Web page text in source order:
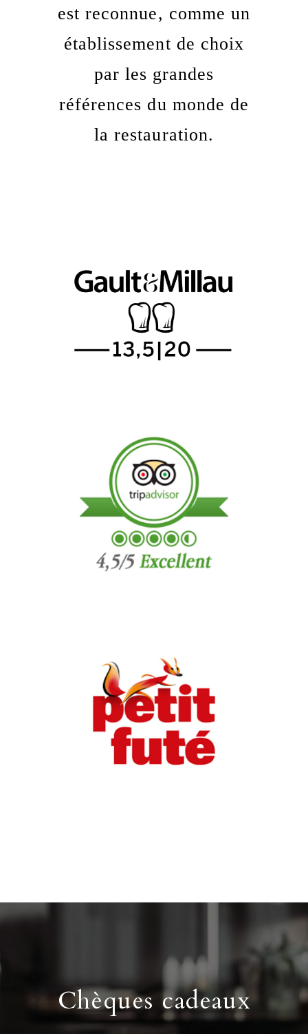
est reconnue, comme un
établissement de choix
par les grandes
références du monde de
la restauration.
Chèques cadeaux